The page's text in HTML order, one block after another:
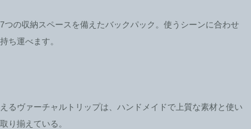
つの収納スペースを備えたバックパック。使うシーンに合わせ
ち運べます。
るヴァーチャルトリップは、ハンドメイドで上質な素材と使い
り揃えている。